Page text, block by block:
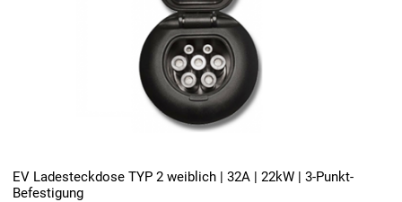
EV Ladesteckdose TYP 2 weiblich | 32A | 22kW | 3-Punkt-
Befestigung